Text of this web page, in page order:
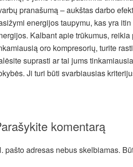
pranašumą – aukštas darbo
energijos taupymu, kas yra
Kalbant apie trūkumus,
oro kompresorių, turite
suprasti ar tai jums
Ji turi būti svarbiausias
komentarą
pašto adresas nebus skelbiamas.